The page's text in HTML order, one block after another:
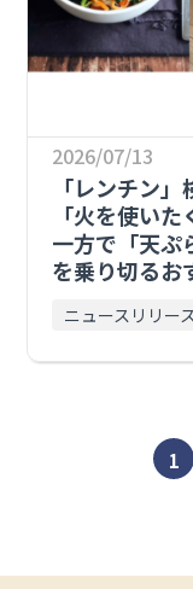
2026/07/13
「レンチン
「火を使い
一方で「天ぷ
を乗り切るお
ニュースリリース
1